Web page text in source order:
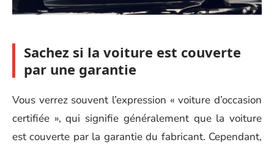
Sachez si la voiture est couverte
par une garantie
Vous verrez souvent l’expression « voiture d’occasion
certifiée », qui signifie généralement que la voiture
est couverte par la garantie du fabricant. Cependant,